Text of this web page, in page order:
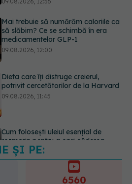
Dieta care îți distruge creierul,
potrivit cercetătorilor de la Harvard
09.08.2026, 11:45
Cum folosești uleiul esențial de
rozmarin pentru a opri căderea
părului
Ce este testul TORCH și cine trebuie
să-l facă. Ce înseamnă un rezultat
pozitiv
09.08.2026, 13:00
ȘI PE:
6560
ABONAȚI